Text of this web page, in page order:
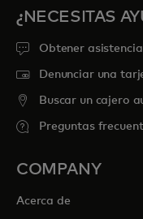
¿NECESITAS
Obtener asistencia
Denunciar una
Buscar un cajero
Preguntas
COMPANY
Acerca de